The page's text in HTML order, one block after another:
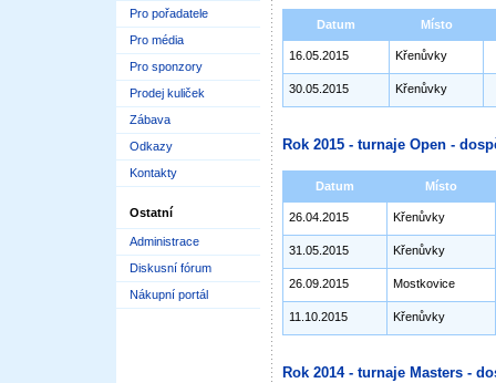
Pro pořadatele
Pro média
Pro sponzory
Prodej kuliček
Zábava
Odkazy
Kontakty
Ostatní
Administrace
Diskusní fórum
Nákupní portál
Datum Místo
16.05.2015 Křenůvky
30.05.2015 Křenůvky
Rok 2015 - turnaje Open -
Datum Místo
26.04.2015 Křenůvky
31.05.2015 Křenůvky
26.09.2015 Mostkovice
11.10.2015 Křenůvky
Rok 2014 - turnaje Masters -